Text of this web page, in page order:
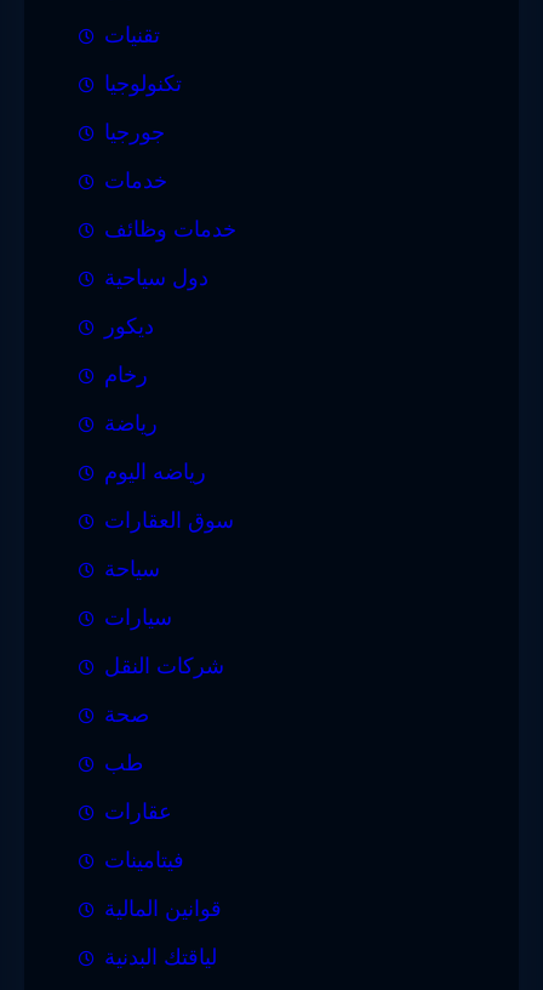
تقنيات
تكنولوجيا
جورجيا
خدمات
خدمات وظائف
دول سياحية
ديكور
رخام
رياضة
رياضه اليوم
سوق العقارات
سياحة
سيارات
شركات النقل
صحة
طب
عقارات
فيتامينات
قوانين المالية
لياقتك البدنية